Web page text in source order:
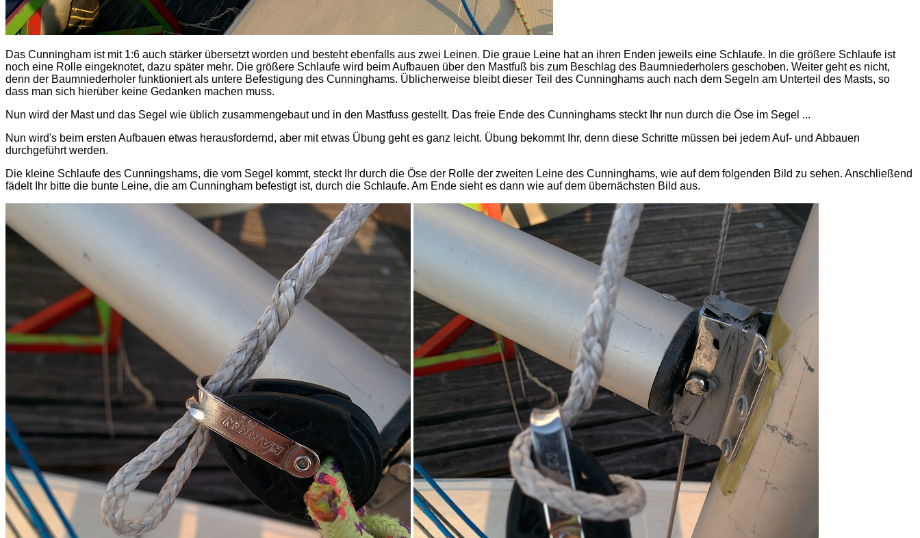
Das Cunningham ist mit 1:6 auch stärker übersetzt worden und besteht ebenfalls aus zwei Leinen. Die graue Leine hat an ihren Enden jeweils eine Schlaufe. In die größere Schlaufe ist
noch eine Rolle eingeknotet, dazu später mehr. Die größere Schlaufe wird beim Aufbauen über den Mastfuß bis zum Beschlag des Baumniederholers geschoben. Weiter geht es nicht,
denn der Baumniederholer funktioniert als untere Befestigung des Cunninghams. Üblicherweise bleibt dieser Teil des Cunninghams auch nach dem Segeln am Unterteil des Masts, so
dass man sich hierüber keine Gedanken machen muss.
Nun wird der Mast und das Segel wie üblich zusammengebaut und in den Mastfuss gestellt. Das freie Ende des Cunninghams steckt Ihr nun durch die Öse im Segel ...
Nun wird's beim ersten Aufbauen etwas herausfordernd, aber mit etwas Übung geht es ganz leicht. Übung bekommt Ihr, denn diese Schritte müssen bei jedem Auf- und Abbauen
durchgeführt werden.
Die kleine Schlaufe des Cunningshams, die vom Segel kommt, steckt Ihr durch die Öse der Rolle der zweiten Leine des Cunninghams, wie auf dem folgenden Bild zu sehen. Anschließend
fädelt Ihr bitte die bunte Leine, die am Cunningham befestigt ist, durch die Schlaufe. Am Ende sieht es dann wie auf dem übernächsten Bild aus.